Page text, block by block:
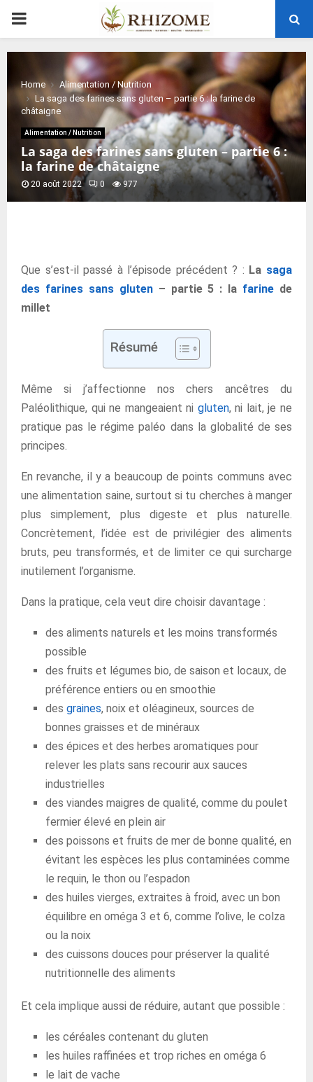
PRIMARY
MENU
Home
Alimentation / Nutrition
La saga des farines sans gluten – partie 6 : la farine de
châtaigne
Alimentation / Nutrition
La saga des farines sans gluten – partie 6 :
la farine de châtaigne
20 août 2022 0 977
Que s’est-il passé à l’épisode précédent ? : La saga
des farines sans gluten– partie 5 : la farine de
millet
Résumé
Même si j’affectionne nos chers ancêtres du
Paléolithique, qui ne mangeaient ni gluten, ni lait, je ne
pratique pas le régime paléo dans la globalité de ses
principes.
En revanche, il y a beaucoup de points communs avec
une alimentation saine, surtout si tu cherches à manger
plus simplement, plus digeste et plus naturelle.
Concrètement, l’idée est de privilégier des aliments
bruts, peu transformés, et de limiter ce qui surcharge
inutilement l’organisme.
Dans la pratique, cela veut dire choisir davantage :
des aliments naturels et les moins transformés
possible
des fruits et légumes bio, de saison et locaux, de
préférence entiers ou en smoothie
des graines, noix et oléagineux, sources de
bonnes graisses et de minéraux
des épices et des herbes aromatiques pour
relever les plats sans recourir aux sauces
industrielles
des viandes maigres de qualité, comme du poulet
fermier élevé en plein air
des poissons et fruits de mer de bonne qualité, en
évitant les espèces les plus contaminées comme
le requin, le thon ou l’espadon
des huiles vierges, extraites à froid, avec un bon
équilibre en oméga 3 et 6, comme l’olive, le colza
ou la noix
des cuissons douces pour préserver la qualité
nutritionnelle des aliments
Et cela implique aussi de réduire, autant que possible :
les céréales contenant du gluten
les huiles raffinées et trop riches en oméga 6
le lait de vache